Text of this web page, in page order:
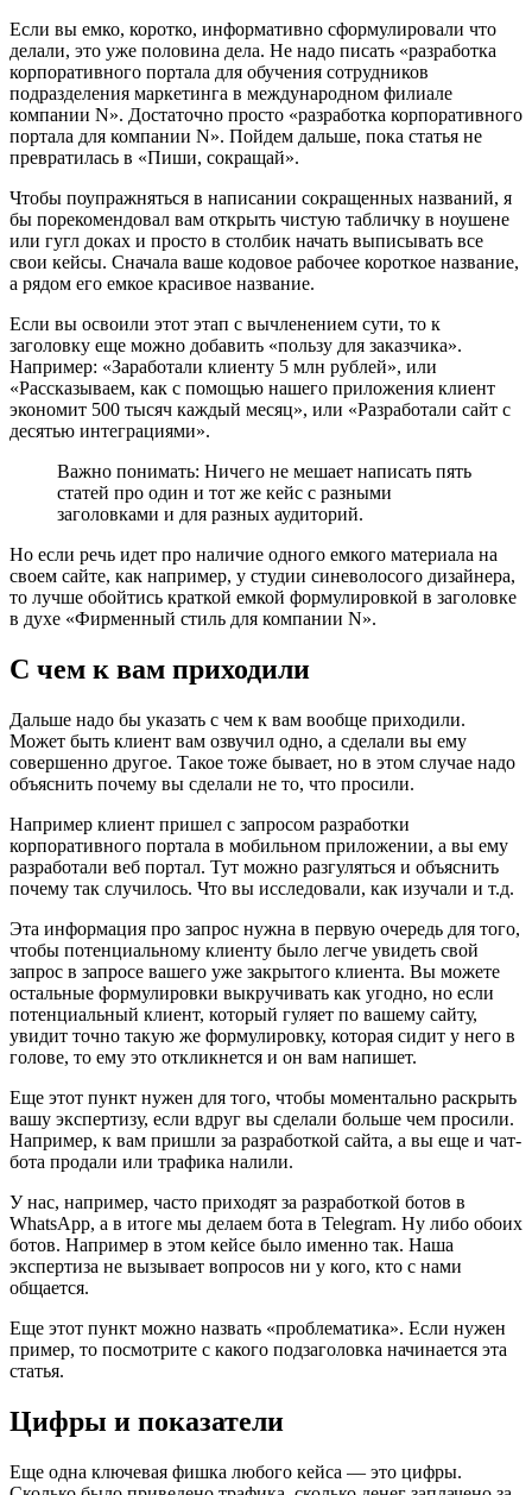
Если вы емко, коротко, информативно сформулировали что
делали, это уже половина дела. Не надо писать «разработка
корпоративного портала для обучения сотрудников
подразделения маркетинга в международном филиале
компании N». Достаточно просто «разработка корпоративного
портала для компании N». Пойдем дальше, пока статья не
превратилась в «Пиши, сокращай».
Чтобы поупражняться в написании сокращенных названий, я
бы порекомендовал вам открыть чистую табличку в ноушене
или гугл доках и просто в столбик начать выписывать все
свои кейсы. Сначала ваше кодовое рабочее короткое название,
а рядом его емкое красивое название.
Если вы освоили этот этап с вычленением сути, то к
заголовку еще можно добавить «пользу для заказчика».
Например: «Заработали клиенту 5 млн рублей», или
«Рассказываем, как с помощью нашего приложения клиент
экономит 500 тысяч каждый месяц», или «Разработали сайт с
десятью интеграциями».
Важно понимать: Ничего не мешает написать пять
статей про один и тот же кейс с разными
заголовками и для разных аудиторий.
Но если речь идет про наличие одного емкого материала на
своем сайте, как например, у студии синеволосого дизайнера,
то лучше обойтись краткой емкой формулировкой в заголовке
в духе «Фирменный стиль для компании N».
С чем к вам приходили
Дальше надо бы указать с чем к вам вообще приходили.
Может быть клиент вам озвучил одно, а сделали вы ему
совершенно другое. Такое тоже бывает, но в этом случае надо
объяснить почему вы сделали не то, что просили.
Например клиент пришел с запросом разработки
корпоративного портала в мобильном приложении, а вы ему
разработали веб портал. Тут можно разгуляться и объяснить
почему так случилось. Что вы исследовали, как изучали и т.д.
Эта информация про запрос нужна в первую очередь для того,
чтобы потенциальному клиенту было легче увидеть свой
запрос в запросе вашего уже закрытого клиента. Вы можете
остальные формулировки выкручивать как угодно, но если
потенциальный клиент, который гуляет по вашему сайту,
увидит точно такую же формулировку, которая сидит у него в
голове, то ему это откликнется и он вам напишет.
Еще этот пункт нужен для того, чтобы моментально раскрыть
вашу экспертизу, если вдруг вы сделали больше чем просили.
Например, к вам пришли за разработкой сайта, а вы еще и чат-
бота продали или трафика налили.
У нас, например, часто приходят за разработкой ботов в
WhatsApp, а в итоге мы делаем бота в Telegram. Ну либо обоих
ботов. Например в этом кейсе было именно так. Наша
экспертиза не вызывает вопросов ни у кого, кто с нами
общается.
Еще этот пункт можно назвать «проблематика». Если нужен
пример, то посмотрите с какого подзаголовка начинается эта
статья.
Цифры и показатели
Еще одна ключевая фишка любого кейса — это цифры.